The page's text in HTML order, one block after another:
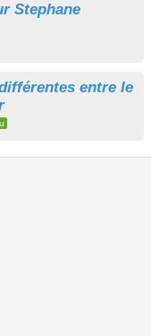
Stephane
entre le